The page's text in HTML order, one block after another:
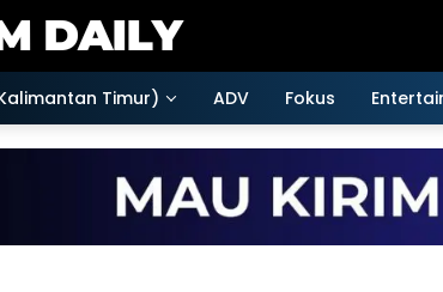
Timur) ADV Fokus